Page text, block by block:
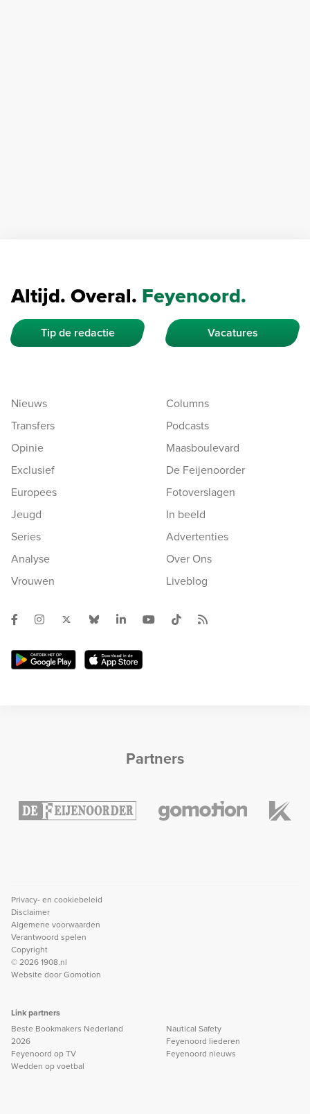
Altijd. Overal. Feyenoord.
Tip de redactie Vacatures
Nieuws
Transfers
Opinie
Exclusief
Europees
Jeugd
Series
Analyse
Vrouwen
Columns
Podcasts
Maasboulevard
De Feijenoorder
Fotoverslagen
In beeld
Advertenties
Over Ons
Liveblog
Partners
Privacy- en cookiebeleid
Disclaimer
Algemene voorwaarden
Verantwoord spelen
Copyright
© 2026 1908.nl
Website doorGomotion
Link partners
Beste Bookmakers Nederland
2026
Feyenoord op TV
Wedden op voetbal
Nautical Safety
Feyenoord liederen
Feyenoord nieuws